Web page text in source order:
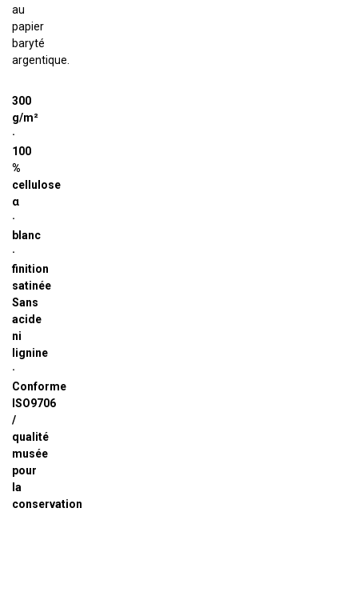
au
papier
baryté
argentique.
300
g/m²
·
100
%
cellulose
α
·
blanc
·
finition
satinée
Sans
acide
ni
lignine
·
Conforme
ISO9706
/
qualité
musée
pour
la
conservation